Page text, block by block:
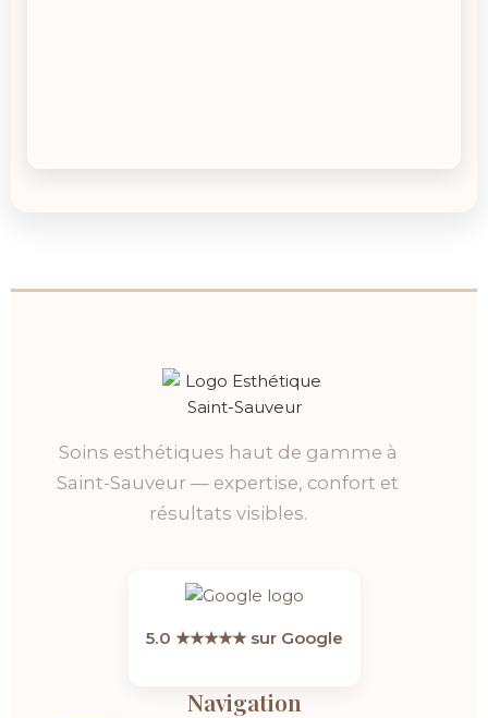
Soins esthétiques haut de gamme à
Saint-Sauveur — expertise, confort et
résultats visibles.
5.0 ★★★★★ sur Google
Navigation